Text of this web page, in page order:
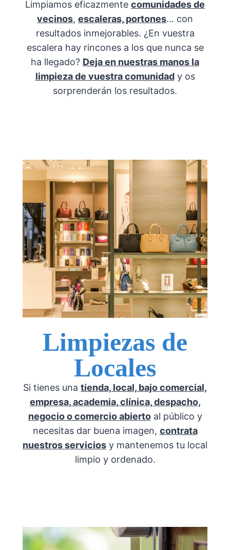
Limpiamos eficazmente comunidades de
vecinos, escaleras, portones… con
resultados inmejorables. ¿En vuestra
escalera hay rincones a los que nunca se
ha llegado? Deja en nuestras manos la
limpieza de vuestra comunidady os
sorprenderán los resultados.
Limpiezas de
Locales
Si tienes una tienda, local, bajo comercial,
empresa, academia, clínica, despacho,
negocio o comercio abiertoal público y
necesitas dar buena imagen, contrata
nuestros servicios y mantenemos tu local
limpio y ordenado.